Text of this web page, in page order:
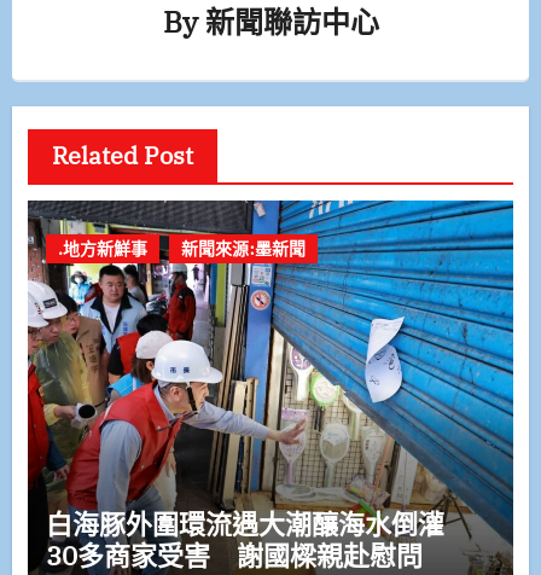
By新聞聯訪中心
Related Post
.地方新鮮事 新聞來源:墨新聞
白海豚外圍環流遇大潮釀海水倒灌
30多商家受害 謝國樑親赴慰問